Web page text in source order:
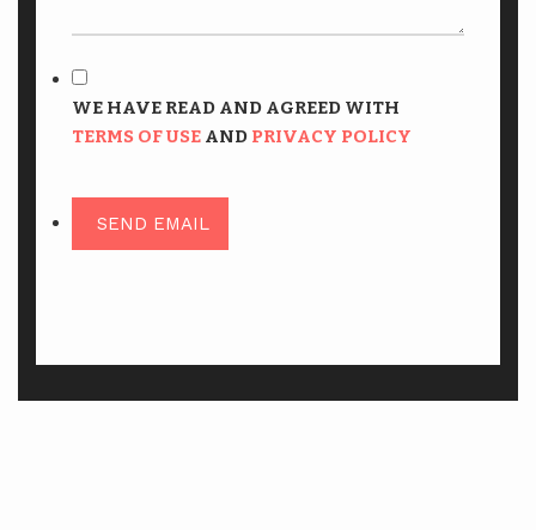
WE HAVE READ AND AGREED WITH
TERMS OF USE AND PRIVACY POLICY
SEND EMAIL